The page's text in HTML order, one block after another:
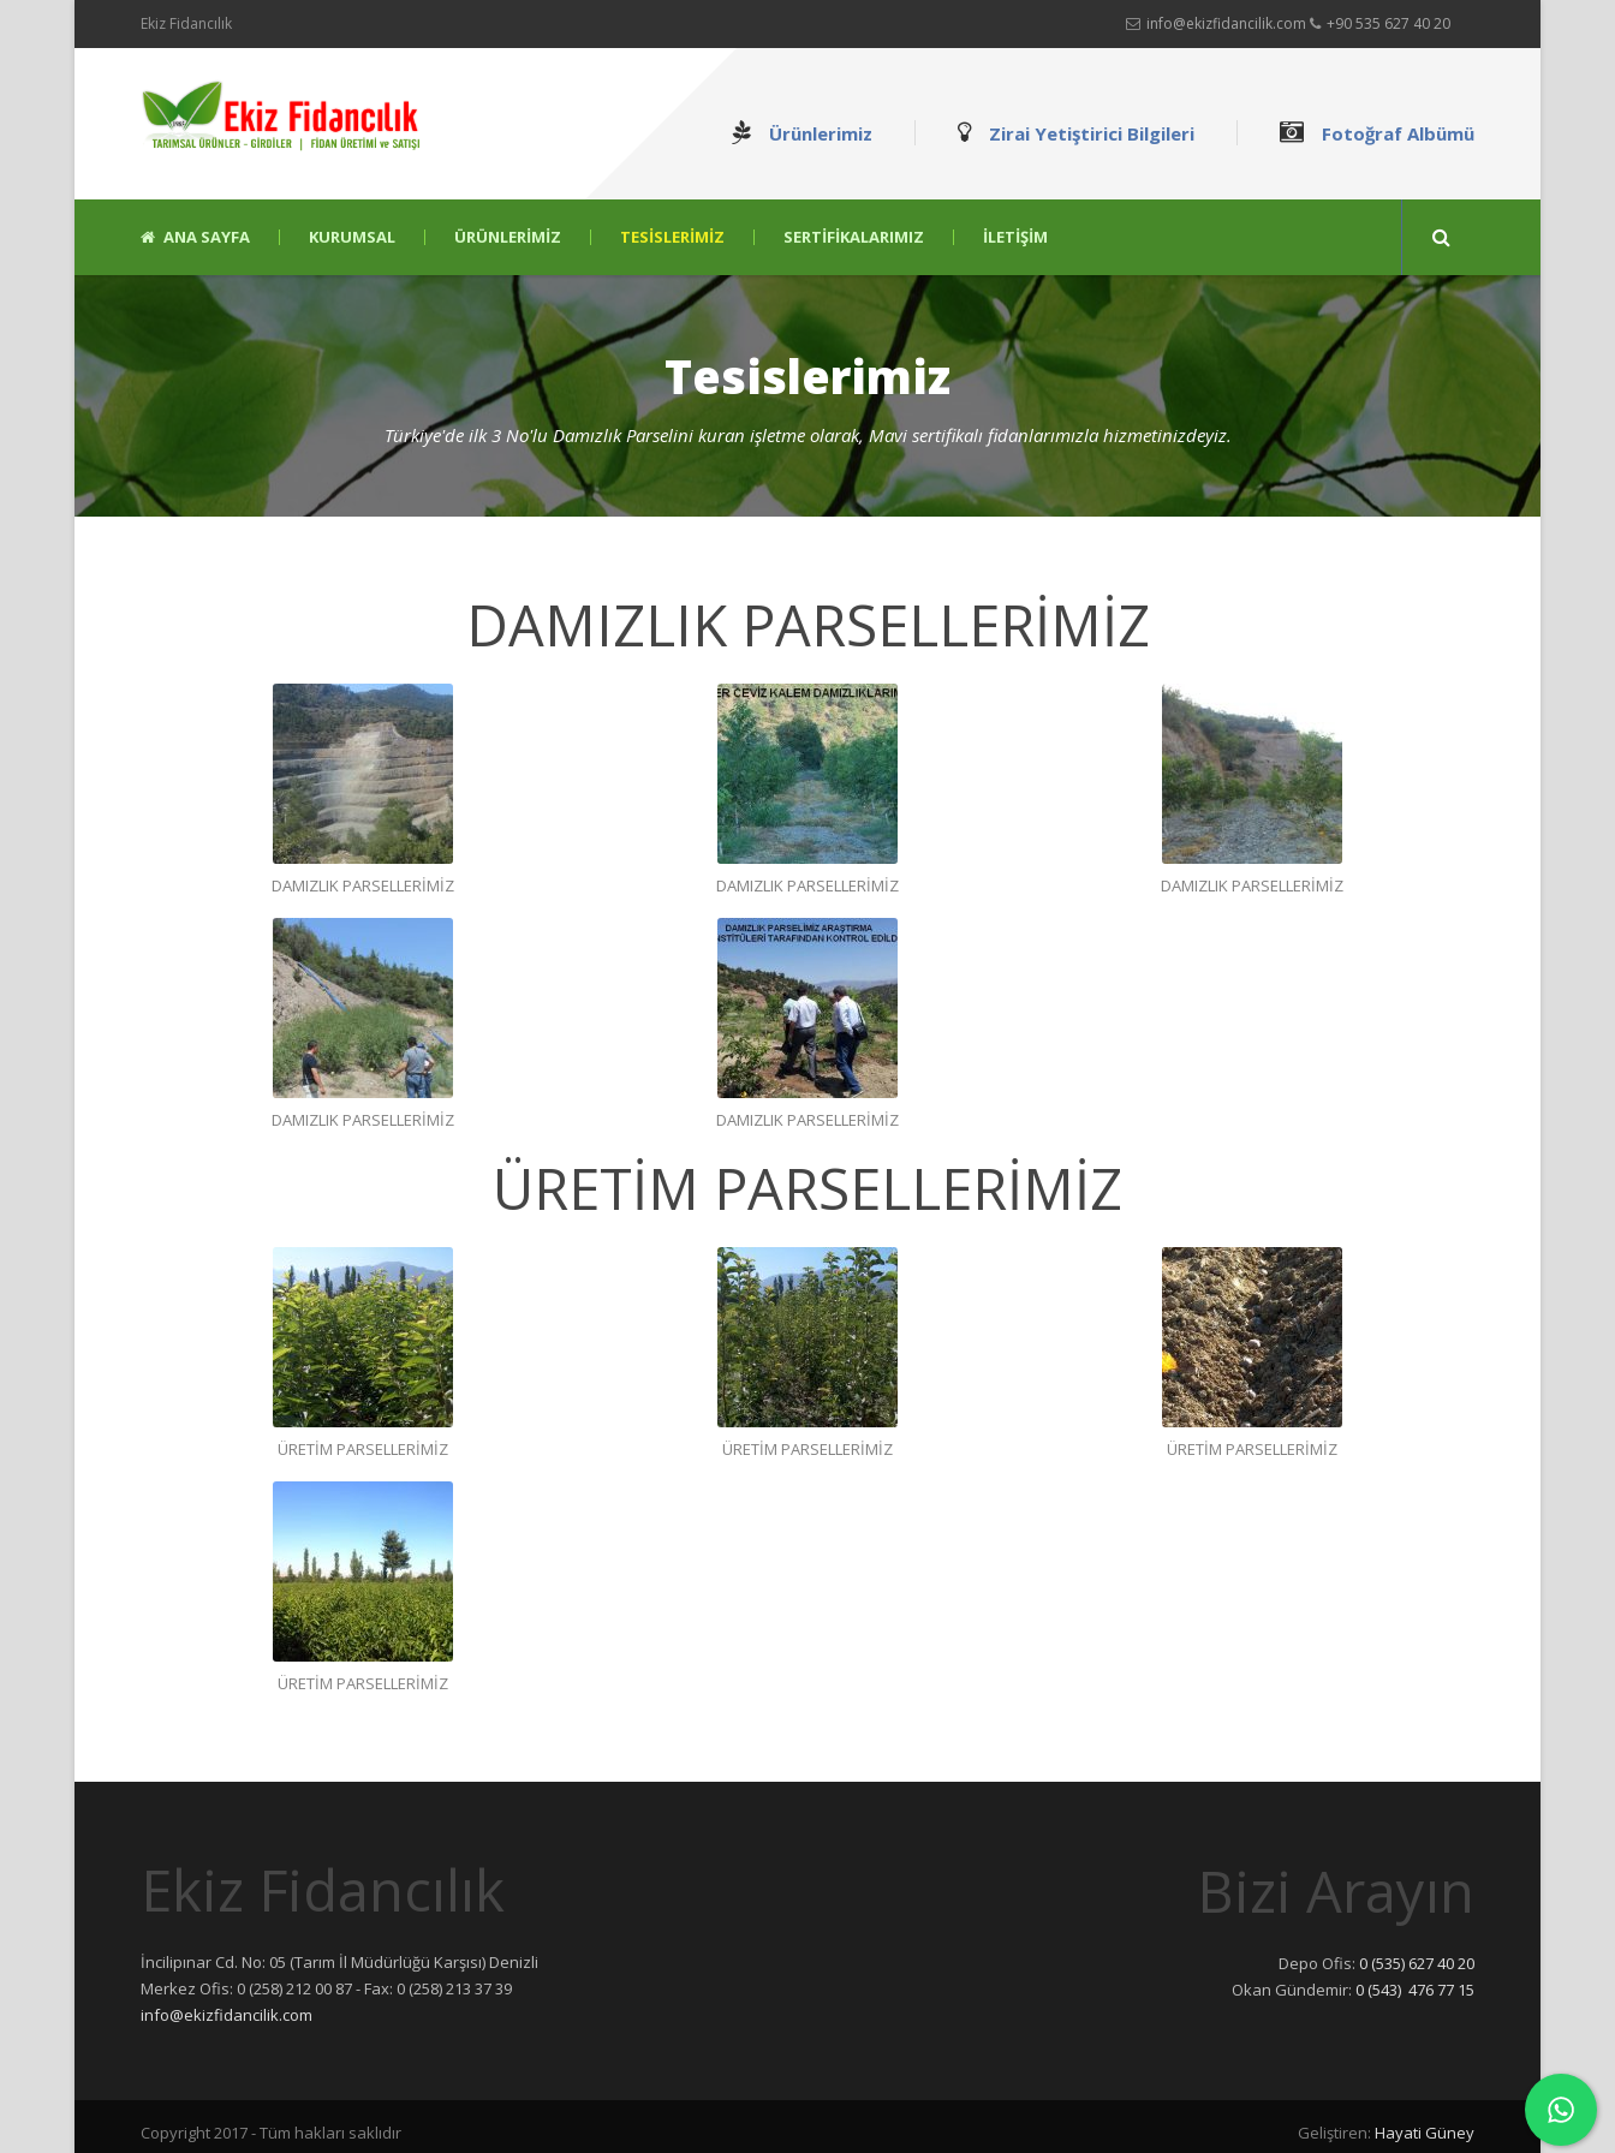
Ekiz Fidancılık info@ekizfidancilik.com +90 535 627 40 20
Ürünlerimiz Zirai Yetiştirici Bilgileri Fotoğraf Albümü
ANA SAYFA KURUMSAL ÜRÜNLERIMIZ TESISLERIMIZ SERTIFIKALARIMIZ İLETIŞIM
Tesislerimiz
Türkiye'de ilk 3 No'lu Damızlık Parselini kuran işletme olarak, Mavi sertifikalı fidanlarımızla hizmetinizdeyiz.
DAMIZLIK PARSELLERİMİZ
DAMIZLIK PARSELLERİMİZ DAMIZLIK PARSELLERİMİZ DAMIZLIK PARSELLERİMİZ
DAMIZLIK PARSELLERİMİZ DAMIZLIK PARSELLERİMİZ
ÜRETİM PARSELLERİMİZ
ÜRETİM PARSELLERİMİZ ÜRETİM PARSELLERİMİZ ÜRETİM PARSELLERİMİZ
ÜRETİM PARSELLERİMİZ
Ekiz Fidancılık
İncilipınar Cd. No: 05 (Tarım İl Müdürlüğü Karşısı) Denizli
Merkez Ofis: 0 (258) 212 00 87 - Fax: 0 (258) 213 37 39
info@ekizfidancilik.com
Bizi Arayın
Depo Ofis: 0 (535) 627 40 20
Okan Gündemir: 0 (543) 476 77 15
Copyright 2017 - Tüm hakları saklıdır Geliştiren: Hayati Güney